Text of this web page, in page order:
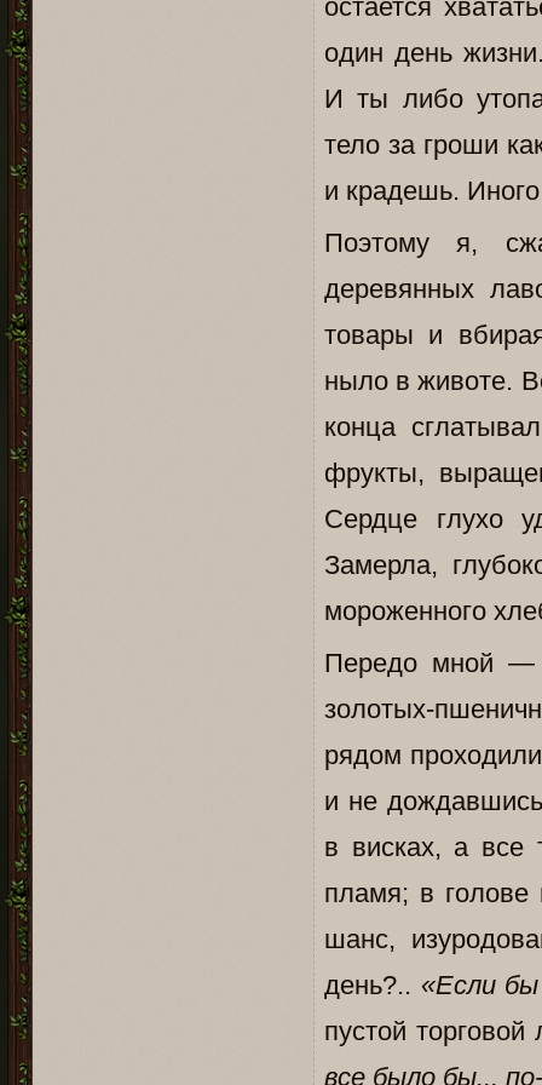
остается
один день
И ты либо
тело за гроши
и крадешь.
Поэтому я,
деревянных
товары и
ныло в животе.
конца
фрукты,
Сердце глухо
Замерла,
мороженного
Передо мной —
золотых-
рядом
и не
в висках, а все
пламя; в голове
шанс,
день?.. «Если
пустой
все было бы...